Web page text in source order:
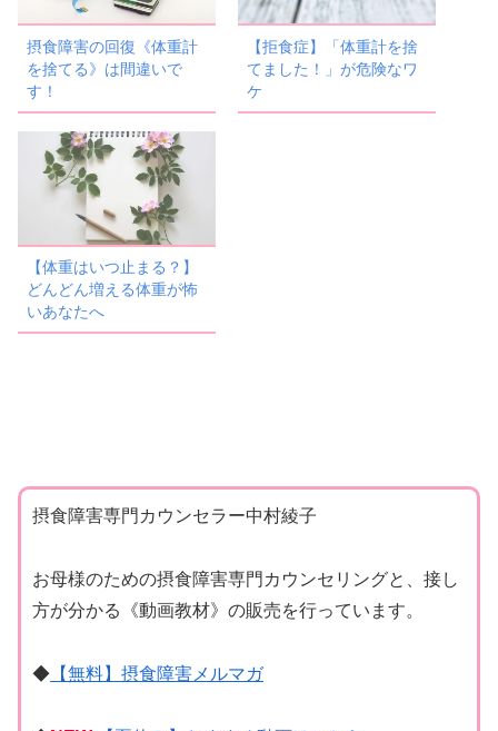
摂食障害の回復《体重計
を捨てる》は間違いで
す！
【拒食症】「体重計を捨
てました！」が危険なワ
ケ
【体重はいつ止まる？】
どんどん増える体重が怖
いあなたへ
摂食障害専門カウンセラー中村綾子
お母様のための摂食障害専門カウンセリングと、接し
方が分かる《動画教材》の販売を行っています。
◆ 【無料】摂食障害メルマガ